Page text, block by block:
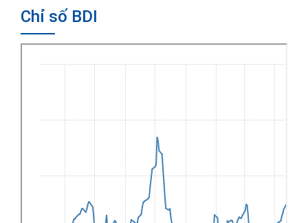
Chỉ số BDI